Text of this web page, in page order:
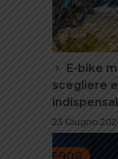
E-bike
scegliere
23 Giugno